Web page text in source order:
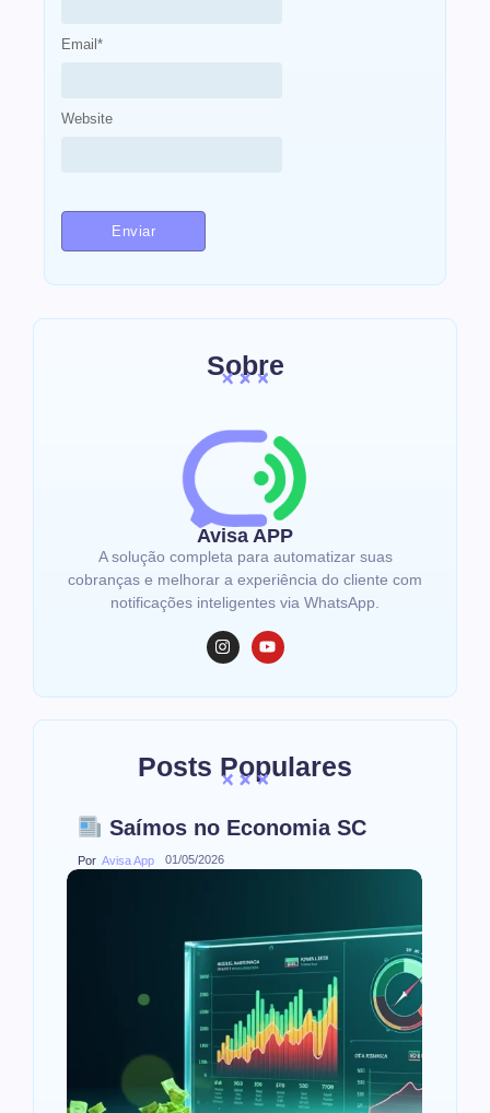
Email *
Website
Sobre
Avisa APP
A solução completa para automatizar suas
cobranças e melhorar a experiência do cliente com
notificações inteligentes via WhatsApp.
Posts Populares
Saímos no Economia SC
Por Avisa App 01/05/2026